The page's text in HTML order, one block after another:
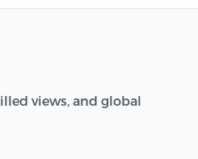
views, and global